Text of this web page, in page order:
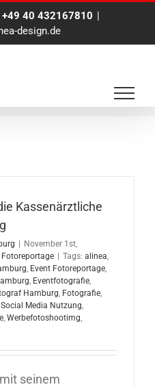
+49 40 432167810 |
design.de
Kassenärztliche
November 1st,
Fotoreportage Tags: alinea,
, Event Fotoreportage,
, Eventfotografie,
Hamburg, Fotografie,
Social Media Nutzung,
, Werbefotoshootimg,
seinem